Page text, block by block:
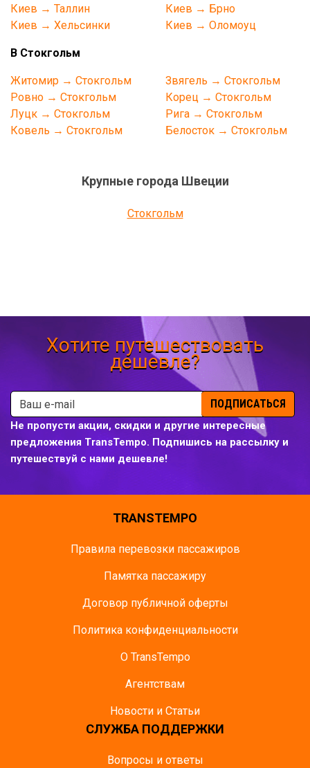
Киев → Таллин
Киев → Хельсинки
Киев → Брно
Киев → Оломоуц
В Стокгольм
Житомир → Стокгольм
Ровно → Стокгольм
Луцк → Стокгольм
Ковель → Стокгольм
Звягель → Стокгольм
Корец → Стокгольм
Рига → Стокгольм
Белосток → Стокгольм
Крупные города Швеции
Стокгольм
Хотите путешествовать
дешевле?
ПОДПИСАТЬСЯ
Не пропусти акции, скидки и другие интересные
предложения TransTempo. Подпишись на рассылку и
путешествуй с нами дешевле!
TRANSTEMPO
Правила перевозки пассажиров
Памятка пасcажиру
Договор публичной оферты
Политика конфиденциальности
О TransTempo
Агентствам
Новости и Статьи
СЛУЖБА ПОДДЕРЖКИ
Вопросы и ответы